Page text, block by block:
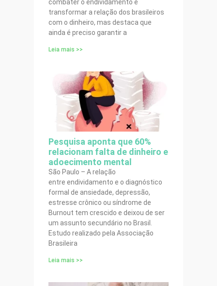
combater o endividamento e
transformar a relação dos brasileiros
com o dinheiro, mas destaca que
ainda é preciso garantir a
Leia mais >>
Pesquisa aponta que 60%
relacionam falta de dinheiro e
adoecimento mental
São Paulo – A relação
entre endividamento e o diagnóstico
formal de ansiedade, depressão,
estresse crônico ou síndrome de
Burnout tem crescido e deixou de ser
um assunto secundário no Brasil.
Estudo realizado pela Associação
Brasileira
Leia mais >>